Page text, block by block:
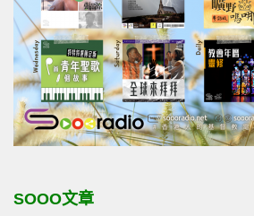
SOOO文章